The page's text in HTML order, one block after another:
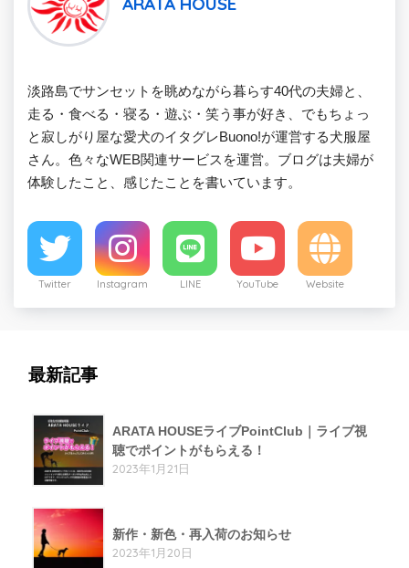
淡路島でサンセットを眺めながら暮らす40代の夫婦と、
走る・食べる・寝る・遊ぶ・笑う事が好き、でもちょっ
と寂しがり屋な愛犬のイタグレBuono!が運営する犬服屋
さん。色々なWEB関連サービスを運営。ブログは夫婦が
体験したこと、感じたことを書いています。
Twitter Instagram LINE YouTube Website
最新記事
ARATA HOUSEライブPointClub｜ライブ視
聴でポイントがもらえる！
2023年1月21日
新作・新色・再入荷のお知らせ
2023年1月20日